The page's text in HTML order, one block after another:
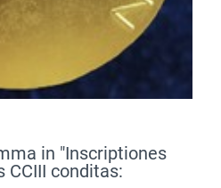
in "Inscriptiones
CCIII conditas: